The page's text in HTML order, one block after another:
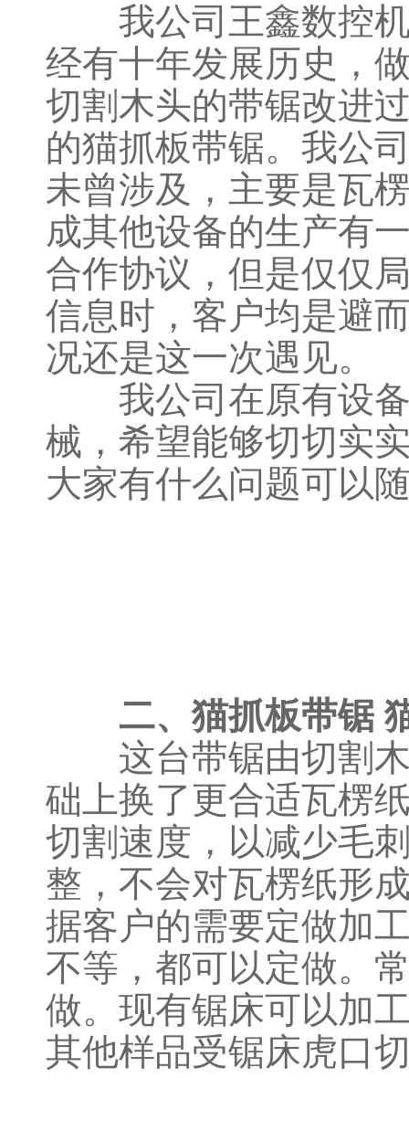
我公司王鑫数控机
经有十年发展历史，
切割木头的带锯改进
的猫抓板带锯。我公
未曾涉及，主要是瓦
成其他设备的生产有
合作协议，但是仅仅
信息时，客户均是避
况还是这一次遇见。
我公司在原有设备
械，希望能够切切实
大家有什么问题可以
二、猫抓板带锯
这台带锯由切割木
础上换了更合适瓦楞
切割速度，以减少毛
整，不会对瓦楞纸形
据客户的需要定做加
不等，都可以定做。
做。现有锯床可以加
其他样品受锯床虎口